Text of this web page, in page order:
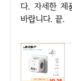
다. 자세한 제
바랍니다. 끝.